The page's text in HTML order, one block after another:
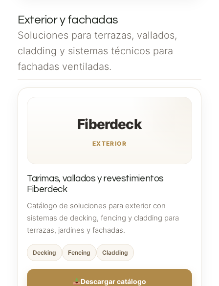
Exterior y fachadas
Soluciones para terrazas, vallados,
cladding y sistemas técnicos para
fachadas ventiladas.
Fiberdeck
EXTERIOR
Tarimas, vallados y revestimientos
Fiberdeck
Catálogo de soluciones para exterior con
sistemas de decking, fencing y cladding para
terrazas, jardines y fachadas.
Decking Fencing Cladding
Descargar catálogo